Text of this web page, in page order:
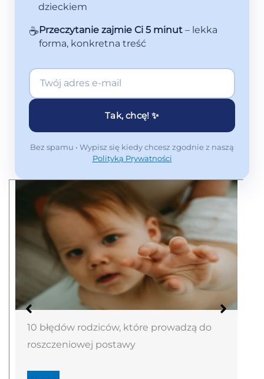
dzieckiem
☕Przeczytanie zajmie Ci 5 minut– lekka
forma, konkretna treść
Tak, chcę! ✨
Bez spamu • Wypisz się kiedy chcesz zgodnie z naszą
Polityką Prywatności
10 błędów rodziców, które prowadzą do
roszczeniowej postawy